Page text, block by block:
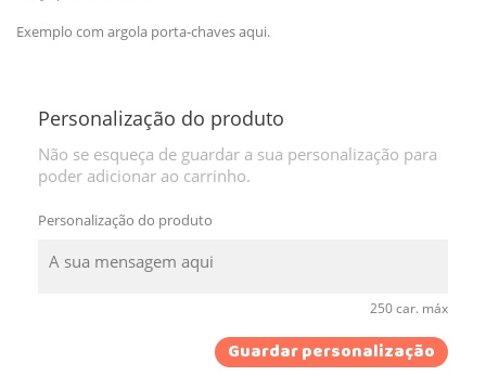
Exemplo com argola porta-chaves aqui.
Personalização do produto
Não se esqueça de guardar a sua personalização para
poder adicionar ao carrinho.
Personalização do produto
250 car. máx
Guardar personalização